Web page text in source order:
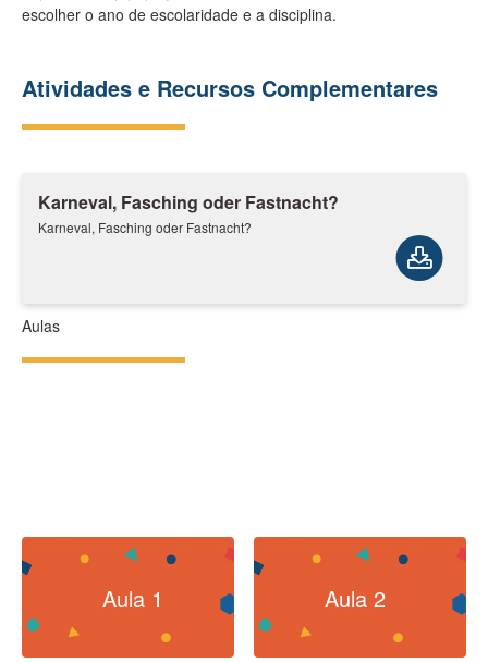
escolher o ano de escolaridade e a disciplina.
Atividades e Recursos Complementares
Karneval, Fasching oder Fastnacht?​
Karneval, Fasching oder Fastnacht?​
Aulas
Aula 1 Aula 2